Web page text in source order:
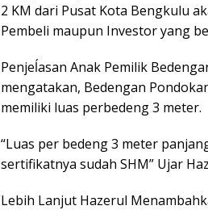
2 KM dari Pusat Kota Bengkulu
Pembeli maupun Investor yang
Penjeĺasan Anak Pemilik
mengatakan, Bedengan
memiliki luas perbedeng 3 meter.
“Luas per bedeng 3 meter
sertifikatnya sudah SHM” Ujar
Lebih Lanjut Hazerul